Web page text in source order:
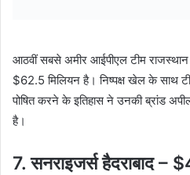
आठवीं सबसे अमीर आईपीएल टीम
$62.5 मिलियन है। निष्पक्ष खेल के साथ
पोषित करने के इतिहास ने उनकी ब्रांड
है।
7. सनराइजर्स हैदराबाद –